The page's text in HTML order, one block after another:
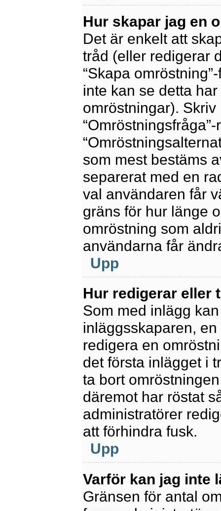
Hur skapar jag en
Det är enkelt att
tråd (eller redigerar
“Skapa
inte kan se detta
omröstningar).
som mest bestäms
separerat med en
val användaren får
gräns för hur länge
omröstning som
användarna får
Upp
Hur redigerar eller
Som med inlägg
inläggsskaparen,
redigera en
det första inlägget i
ta bort
däremot har röstat
administratörer
att förhindra fusk.
Upp
Varför kan jag inte
Gränsen för antal